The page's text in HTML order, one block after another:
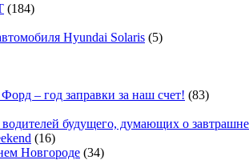
(184)
Hyundai Solaris (5)
– год заправки за наш счет! (83)
будущего, думающих о
(16)
Новгороде (34)